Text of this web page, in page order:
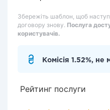
Збережіть шаблон, щоб
договору знову. Послуга
користувачів.
Комісія 1.52%,
Рейтинг послуги